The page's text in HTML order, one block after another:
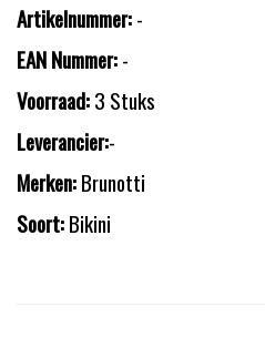
Artikelnummer:-
EAN Nummer:-
Voorraad:3 Stuks
Leverancier:-
Merken:Brunotti
Soort:Bikini